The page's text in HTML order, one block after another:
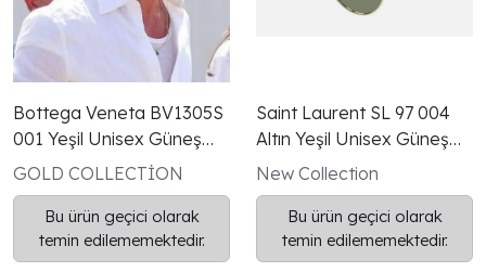
Bottega Veneta BV1305S
001 Yeşil Unisex Güneş
Gözlüğü
GOLD COLLECTİON
Bu ürün geçici olarak
temin edilememektedir.
Saint Laurent SL 97 004
Altın Yeşil Unisex Güneş
Gözlüğü
New Collection
Bu ürün geçici olarak
temin edilememektedir.